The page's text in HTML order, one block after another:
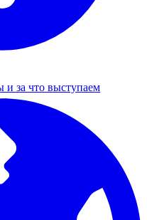
и за что выступаем